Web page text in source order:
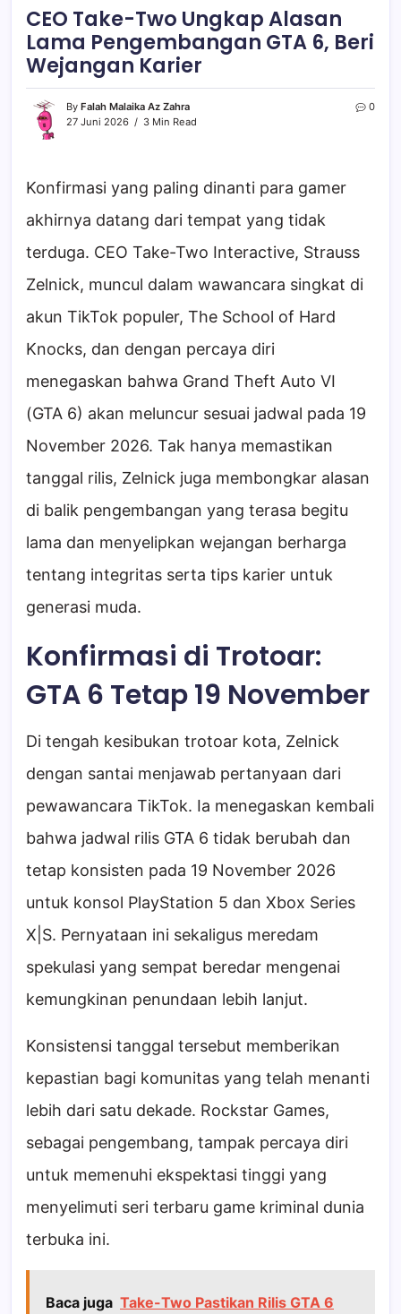
CEO Take-Two Ungkap Alasan
Lama Pengembangan GTA 6, Beri
Wejangan Karier
By Falah Malaika Az Zahra
27 Juni 2026
3 Min Read
0
Konfirmasi yang paling dinanti para gamer
akhirnya datang dari tempat yang tidak
terduga. CEO Take-Two Interactive, Strauss
Zelnick, muncul dalam wawancara singkat di
akun TikTok populer, The School of Hard
Knocks, dan dengan percaya diri
menegaskan bahwa Grand Theft Auto VI
(GTA 6) akan meluncur sesuai jadwal pada 19
November 2026. Tak hanya memastikan
tanggal rilis, Zelnick juga membongkar alasan
di balik pengembangan yang terasa begitu
lama dan menyelipkan wejangan berharga
tentang integritas serta tips karier untuk
generasi muda.
Konfirmasi di Trotoar:
GTA 6 Tetap 19 November
Di tengah kesibukan trotoar kota, Zelnick
dengan santai menjawab pertanyaan dari
pewawancara TikTok. Ia menegaskan kembali
bahwa jadwal rilis GTA 6 tidak berubah dan
tetap konsisten pada 19 November 2026
untuk konsol PlayStation 5 dan Xbox Series
X|S. Pernyataan ini sekaligus meredam
spekulasi yang sempat beredar mengenai
kemungkinan penundaan lebih lanjut.
Konsistensi tanggal tersebut memberikan
kepastian bagi komunitas yang telah menanti
lebih dari satu dekade. Rockstar Games,
sebagai pengembang, tampak percaya diri
untuk memenuhi ekspektasi tinggi yang
menyelimuti seri terbaru game kriminal dunia
terbuka ini.
Baca juga Take-Two Pastikan Rilis GTA 6